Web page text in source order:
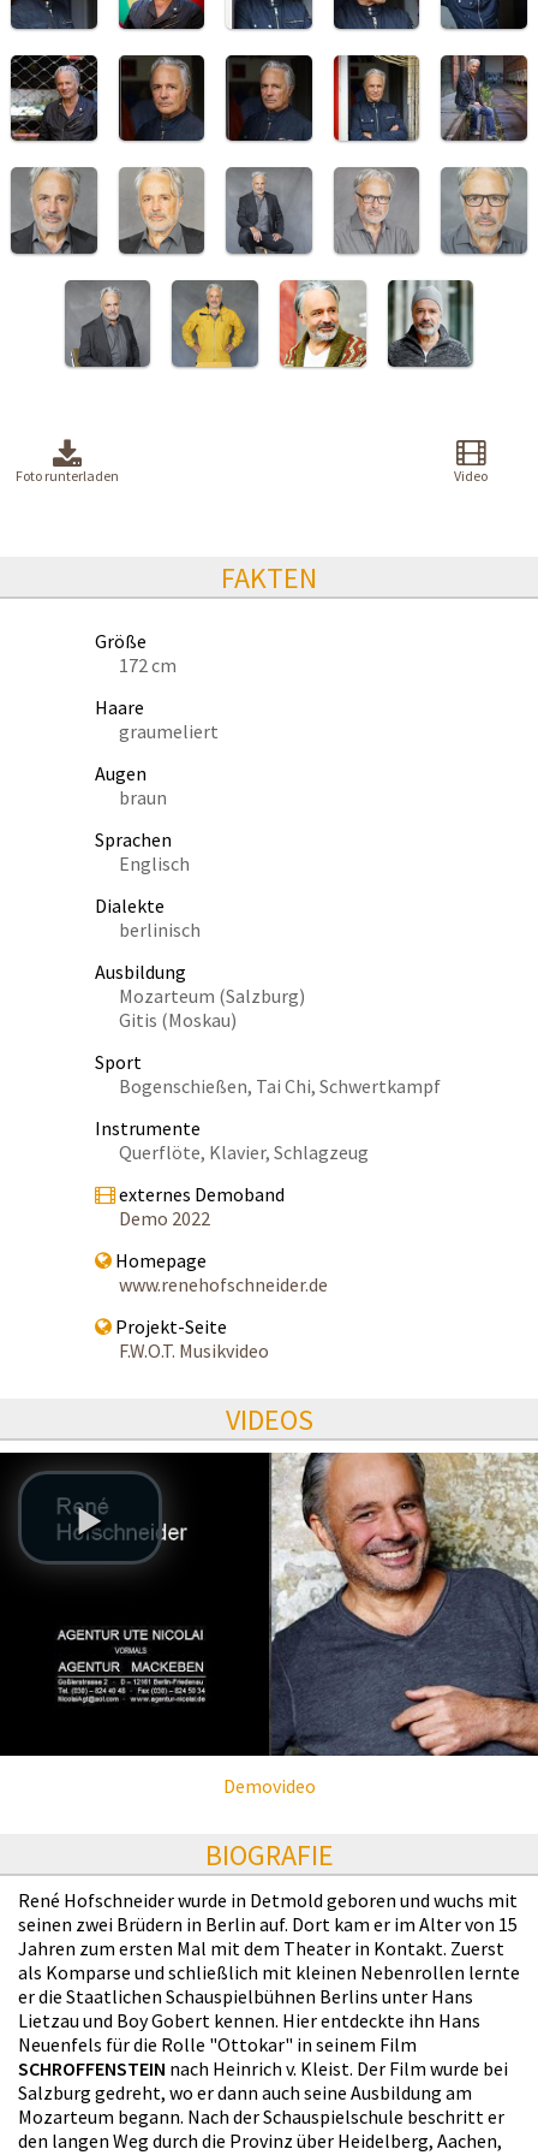
Foto runterladen Video
FAKTEN
Größe
172 cm
Haare
graumeliert
Augen
braun
Sprachen
Englisch
Dialekte
berlinisch
Ausbildung
Mozarteum (Salzburg)
Gitis (Moskau)
Sport
Bogenschießen, Tai Chi, Schwertkampf
Instrumente
Querflöte, Klavier, Schlagzeug
externes Demoband
Demo 2022
Homepage
www.renehofschneider.de
Projekt-Seite
F.W.O.T. Musikvideo
VIDEOS
Demovideo
BIOGRAFIE
René Hofschneider wurde in Detmold geboren und wuchs mit
seinen zwei Brüdern in Berlin auf. Dort kam er im Alter von 15
Jahren zum ersten Mal mit dem Theater in Kontakt. Zuerst
als Komparse und schließlich mit kleinen Nebenrollen lernte
er die Staatlichen Schauspielbühnen Berlins unter Hans
Lietzau und Boy Gobert kennen. Hier entdeckte ihn Hans
Neuenfels für die Rolle "Ottokar" in seinem Film
SCHROFFENSTEIN nach Heinrich v. Kleist. Der Film wurde bei
Salzburg gedreht, wo er dann auch seine Ausbildung am
Mozarteum begann. Nach der Schauspielschule beschritt er
den langen Weg durch die Provinz über Heidelberg, Aachen,